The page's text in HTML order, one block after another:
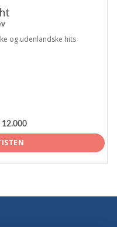
og udenlandske hits
12.000